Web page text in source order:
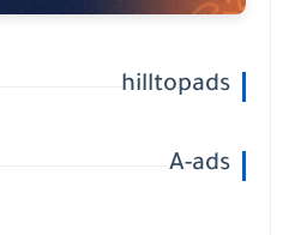
hilltopads
A-ads